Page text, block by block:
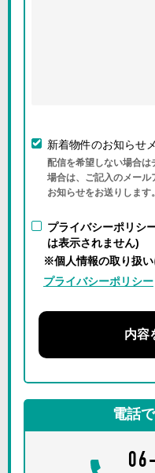
新着物件のお知らせ
配信を希望しない場合
場合は、ご記入のメー
お知らせをお送りします
プライバシーポリシ
は表示されません)
※個人情報の取り扱い
プライバシーポリシー
内容
電話